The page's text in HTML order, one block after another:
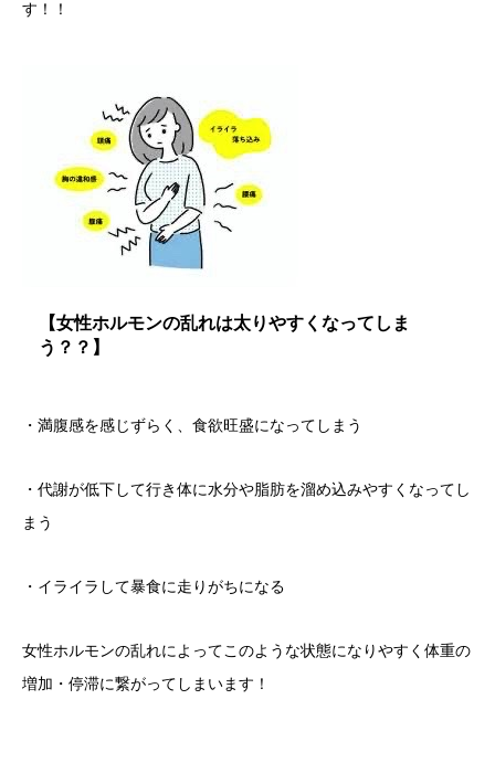
す！！
【女性ホルモンの乱れは太りやすくなってしま
う？？】
・満腹感を感じずらく、食欲旺盛になってしまう
・代謝が低下して行き体に水分や脂肪を溜め込みやすくなってし
まう
・イライラして暴食に走りがちになる
女性ホルモンの乱れによってこのような状態になりやすく体重の
増加・停滞に繋がってしまいます！